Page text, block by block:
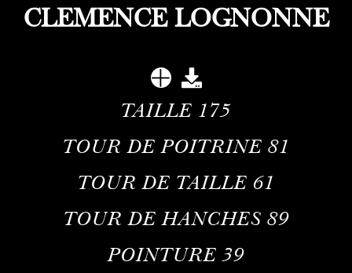
CLEMENCE LOGNONNE
TAILLE 175
TOUR DE POITRINE 81
TOUR DE TAILLE 61
TOUR DE HANCHES 89
POINTURE 39